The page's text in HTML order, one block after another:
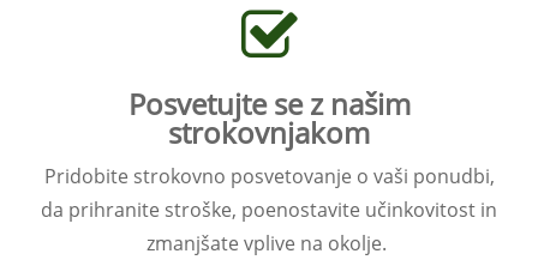
Posvetujte se z našim
strokovnjakom
Pridobite strokovno posvetovanje o vaši ponudbi,
da prihranite stroške, poenostavite učinkovitost in
zmanjšate vplive na okolje.